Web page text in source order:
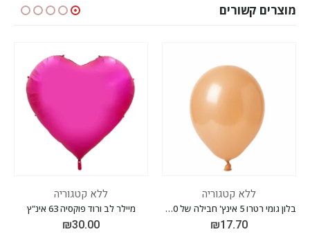
מוצרים קשורים
ללא קטגוריה
בלון גומי רטרו 5 אינץ' חבילה של 100 יח' WARM PINK 033
₪17.70
ללא קטגוריה
מיילר לב ורוד פוקסיה 63 אינ"ץ
₪30.00